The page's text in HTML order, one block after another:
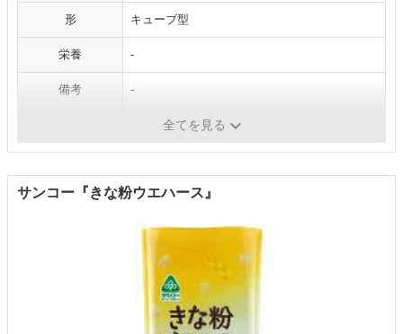
形 キューブ型
栄養 -
備考 -
全てを見る
サンコー『きな粉ウエハース』